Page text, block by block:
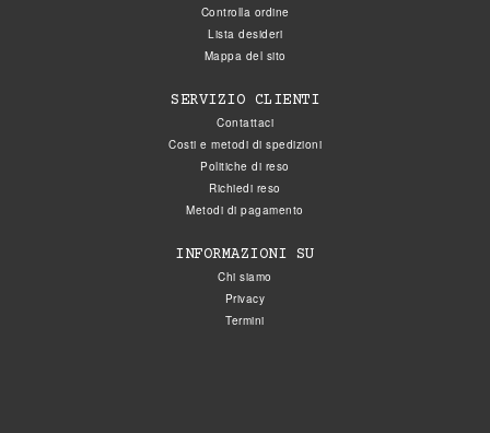
Controlla ordine
Lista desideri
Mappa del sito
SERVIZIO CLIENTI
Contattaci
Costi e metodi di spedizioni
Politiche di reso
Richiedi reso
Metodi di pagamento
INFORMAZIONI SU
Chi siamo
Privacy
Termini